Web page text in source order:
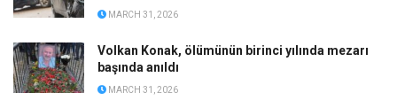
MARCH 31, 2026
Volkan Konak, ölümünün birinci yılında mezarı
başında anıldı
MARCH 31, 2026